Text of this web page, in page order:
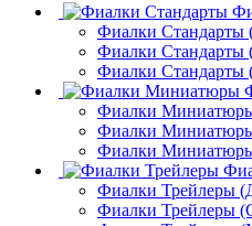
Фиалки Стандарты
Фиалки Стандарты
Фиалки Стандарты
Фиалки
Фиалки Миниатюры
Фиалки Миниатюры
Фиалки Трейлеры
Фиалки Трейлеры